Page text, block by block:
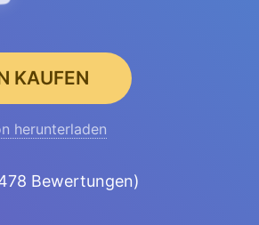
KAUFEN
herunterladen
Bewertungen)